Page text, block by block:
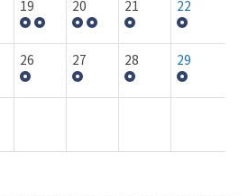
19 20 21 22
26 27 28 29